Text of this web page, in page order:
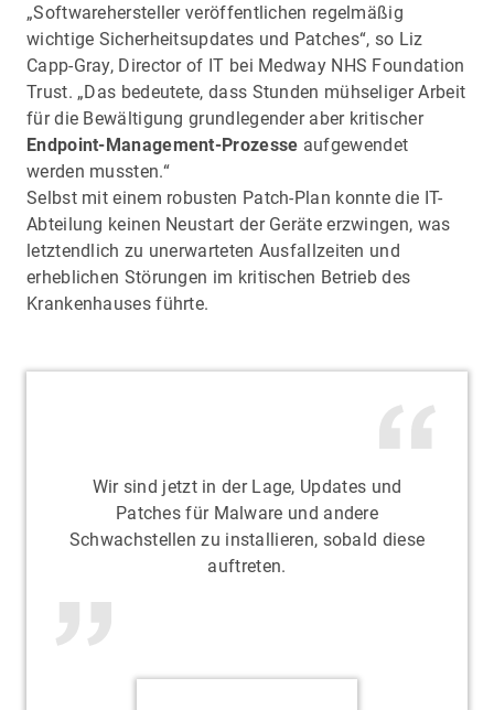
„Softwarehersteller veröffentlichen regelmäßig
wichtige Sicherheitsupdates und Patches“, so Liz
Capp-Gray, Director of IT bei Medway NHS Foundation
Trust. „Das bedeutete, dass Stunden mühseliger Arbeit
für die Bewältigung grundlegender aber kritischer
Endpoint-Management-Prozesse aufgewendet
werden mussten.“
Selbst mit einem robusten Patch-Plan konnte die IT-
Abteilung keinen Neustart der Geräte erzwingen, was
letztendlich zu unerwarteten Ausfallzeiten und
erheblichen Störungen im kritischen Betrieb des
Krankenhauses führte.
Wir sind jetzt in der Lage, Updates und
Patches für Malware und andere
Schwachstellen zu installieren, sobald diese
auftreten.